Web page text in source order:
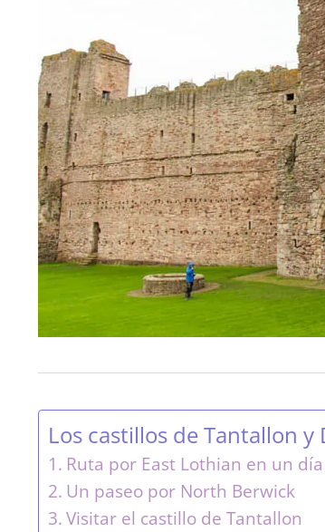
Los castillos de Tantallon
Ruta por East Lothian en un día
Un paseo por North Berwick
Visitar el castillo de Tantallon